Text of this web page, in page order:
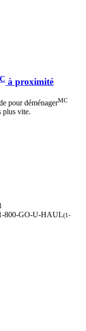
à proximité
pour déménagerMC
plus vite.
800-GO-U-HAUL(1-